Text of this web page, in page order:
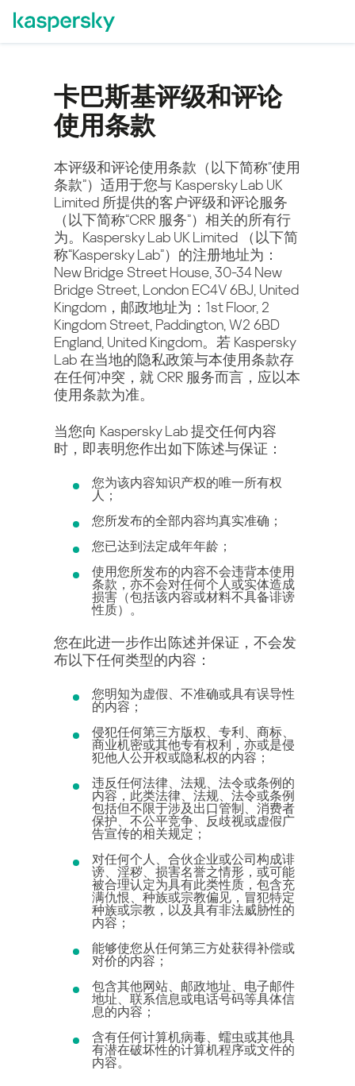
卡巴斯基评级和评论
使用条款
本评级和评论使用条款（以下简称“使用
条款”）适用于您与 Kaspersky Lab UK
Limited 所提供的客户评级和评论服务
（以下简称“CRR 服务”）相关的所有行
为。Kaspersky Lab UK Limited （以下简
称“Kaspersky Lab”）的注册地址为：
New Bridge Street House, 30-34 New
Bridge Street, London EC4V 6BJ, United
Kingdom，邮政地址为：1st Floor, 2
Kingdom Street, Paddington, W2 6BD
England, United Kingdom。若 Kaspersky
Lab 在当地的隐私政策与本使用条款存
在任何冲突，就 CRR 服务而言，应以本
使用条款为准。
当您向 Kaspersky Lab 提交任何内容
时，即表明您作出如下陈述与保证：
您为该内容知识产权的唯一所有权
人；
您所发布的全部内容均真实准确；
您已达到法定成年年龄；
使用您所发布的内容不会违背本使用
条款，亦不会对任何个人或实体造成
损害（包括该内容或材料不具备诽谤
性质）。
您在此进一步作出陈述并保证，不会发
布以下任何类型的内容：
您明知为虚假、不准确或具有误导性
的内容；
侵犯任何第三方版权、专利、商标、
商业机密或其他专有权利，亦或是侵
犯他人公开权或隐私权的内容；
违反任何法律、法规、法令或条例的
内容，此类法律、法规、法令或条例
包括但不限于涉及出口管制、消费者
保护、不公平竞争、反歧视或虚假广
告宣传的相关规定；
对任何个人、合伙企业或公司构成诽
谤、淫秽、损害名誉之情形，或可能
被合理认定为具有此类性质，包含充
满仇恨、种族或宗教偏见，冒犯特定
种族或宗教，以及具有非法威胁性的
内容；
能够使您从任何第三方处获得补偿或
对价的内容；
包含其他网站、邮政地址、电子邮件
地址、联系信息或电话号码等具体信
息的内容；
含有任何计算机病毒、蠕虫或其他具
有潜在破坏性的计算机程序或文件的
内容。